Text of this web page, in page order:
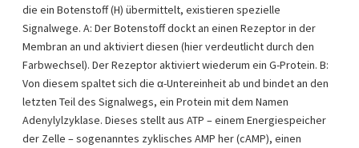
die ein Botenstoff (H) übermittelt, existieren spezielle
Signalwege. A: Der Botenstoff dockt an einen Rezeptor in der
Membran an und aktiviert diesen (hier verdeutlicht durch den
Farbwechsel). Der Rezeptor aktiviert wiederum ein G-Protein. B:
Von diesem spaltet sich die α-Untereinheit ab und bindet an den
letzten Teil des Signalwegs, ein Protein mit dem Namen
Adenylylzyklase. Dieses stellt aus ATP – einem Energiespeicher
der Zelle – sogenanntes zyklisches AMP her (cAMP), einen